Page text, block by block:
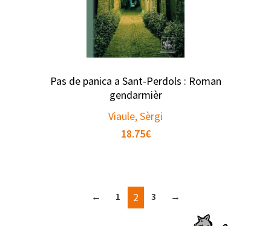
Pas de panica a Sant-Perdols : Roman
gendarmièr
Viaule, Sèrgi
18.75€
← 1 2 3 →